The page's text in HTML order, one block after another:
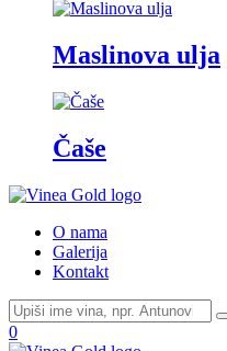
Maslinova ulja
Čaše
O nama
Galerija
Kontakt
0